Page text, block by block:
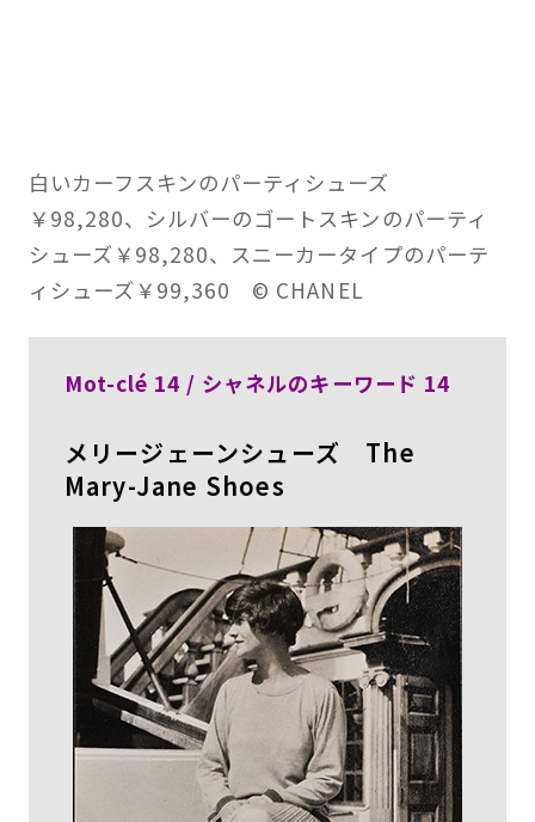
白いカーフスキンのパーティシューズ
￥98,280、シルバーのゴートスキンのパーティ
シューズ￥98,280、スニーカータイプのパーテ
ィシューズ￥99,360 © CHANEL
Mot-clé 14 / シャネルのキーワード 14
メリージェーンシューズ The
Mary-Jane Shoes